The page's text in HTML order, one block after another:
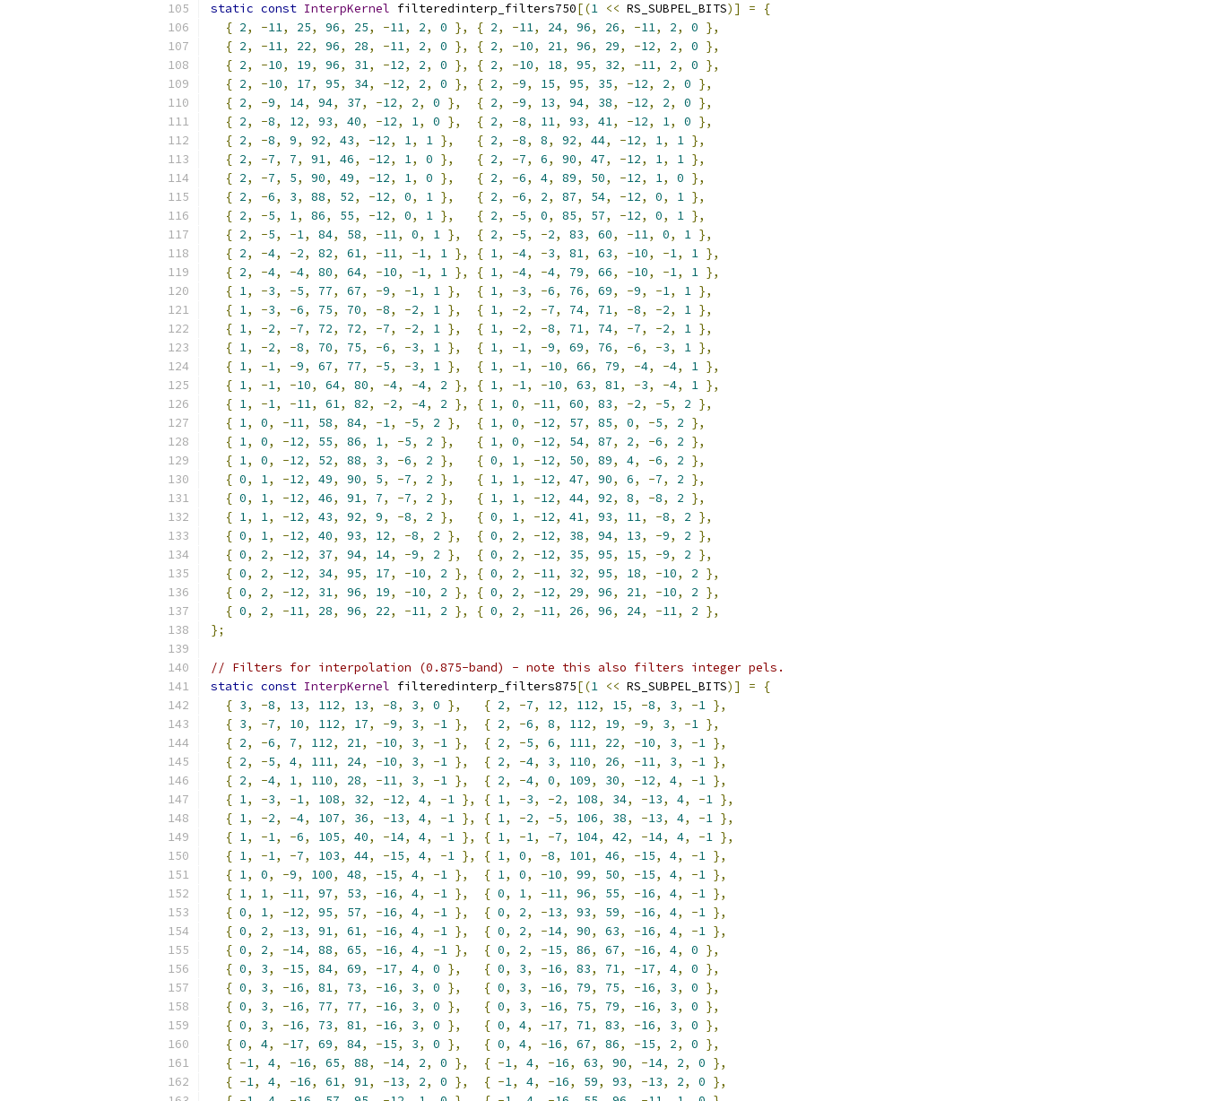
static const InterpKernel filteredinterp_filters750[(1 << RS_SUBPEL_BITS)] =
{
{ 2, -11, 25, 96, 25, -11, 2, 0 }, { 2, -11, 24, 96, 26, -11, 2, 0 },
{ 2, -11, 22, 96, 28, -11, 2, 0 }, { 2, -10, 21, 96, 29, -12, 2, 0 },
{ 2, -10, 19, 96, 31, -12, 2, 0 }, { 2, -10, 18, 95, 32, -11, 2, 0 },
{ 2, -10, 17, 95, 34, -12, 2, 0 }, { 2, -9, 15, 95, 35, -12, 2, 0 },
{ 2, -9, 14, 94, 37, -12, 2, 0 }, { 2, -9, 13, 94, 38, -12, 2, 0 },
{ 2, -8, 12, 93, 40, -12, 1, 0 }, { 2, -8, 11, 93, 41, -12, 1, 0 },
{ 2, -8, 9, 92, 43, -12, 1, 1 }, { 2, -8, 8, 92, 44, -12, 1, 1 },
{ 2, -7, 7, 91, 46, -12, 1, 0 }, { 2, -7, 6, 90, 47, -12, 1, 1 },
{ 2, -7, 5, 90, 49, -12, 1, 0 }, { 2, -6, 4, 89, 50, -12, 1, 0 },
{ 2, -6, 3, 88, 52, -12, 0, 1 }, { 2, -6, 2, 87, 54, -12, 0, 1 },
{ 2, -5, 1, 86, 55, -12, 0, 1 }, { 2, -5, 0, 85, 57, -12, 0, 1 },
{ 2, -5, -1, 84, 58, -11, 0, 1 }, { 2, -5, -2, 83, 60, -11, 0, 1 },
{ 2, -4, -2, 82, 61, -11, -1, 1 }, { 1, -4, -3, 81, 63, -10, -1, 1 },
{ 2, -4, -4, 80, 64, -10, -1, 1 }, { 1, -4, -4, 79, 66, -10, -1, 1 },
{ 1, -3, -5, 77, 67, -9, -1, 1 }, { 1, -3, -6, 76, 69, -9, -1, 1 },
{ 1, -3, -6, 75, 70, -8, -2, 1 }, { 1, -2, -7, 74, 71, -8, -2, 1 },
{ 1, -2, -7, 72, 72, -7, -2, 1 }, { 1, -2, -8, 71, 74, -7, -2, 1 },
{ 1, -2, -8, 70, 75, -6, -3, 1 }, { 1, -1, -9, 69, 76, -6, -3, 1 },
{ 1, -1, -9, 67, 77, -5, -3, 1 }, { 1, -1, -10, 66, 79, -4, -4, 1 },
{ 1, -1, -10, 64, 80, -4, -4, 2 }, { 1, -1, -10, 63, 81, -3, -4, 1 },
{ 1, -1, -11, 61, 82, -2, -4, 2 }, { 1, 0, -11, 60, 83, -2, -5, 2 },
{ 1, 0, -11, 58, 84, -1, -5, 2 }, { 1, 0, -12, 57, 85, 0, -5, 2 },
{ 1, 0, -12, 55, 86, 1, -5, 2 }, { 1, 0, -12, 54, 87, 2, -6, 2 },
{ 1, 0, -12, 52, 88, 3, -6, 2 }, { 0, 1, -12, 50, 89, 4, -6, 2 },
{ 0, 1, -12, 49, 90, 5, -7, 2 }, { 1, 1, -12, 47, 90, 6, -7, 2 },
{ 0, 1, -12, 46, 91, 7, -7, 2 }, { 1, 1, -12, 44, 92, 8, -8, 2 },
{ 1, 1, -12, 43, 92, 9, -8, 2 }, { 0, 1, -12, 41, 93, 11, -8, 2 },
{ 0, 1, -12, 40, 93, 12, -8, 2 }, { 0, 2, -12, 38, 94, 13, -9, 2 },
{ 0, 2, -12, 37, 94, 14, -9, 2 }, { 0, 2, -12, 35, 95, 15, -9, 2 },
{ 0, 2, -12, 34, 95, 17, -10, 2 }, { 0, 2, -11, 32, 95, 18, -10, 2 },
{ 0, 2, -12, 31, 96, 19, -10, 2 }, { 0, 2, -12, 29, 96, 21, -10, 2 },
{ 0, 2, -11, 28, 96, 22, -11, 2 }, { 0, 2, -11, 26, 96, 24, -11, 2 },
};
// Filters for interpolation (0.875-band) - note this also filters integer pels.
static const InterpKernel filteredinterp_filters875[(1 << RS_SUBPEL_BITS)] =
{
{ 3, -8, 13, 112, 13, -8, 3, 0 }, { 2, -7, 12, 112, 15, -8, 3, -1 },
{ 3, -7, 10, 112, 17, -9, 3, -1 }, { 2, -6, 8, 112, 19, -9, 3, -1 },
{ 2, -6, 7, 112, 21, -10, 3, -1 }, { 2, -5, 6, 111, 22, -10, 3, -1 },
{ 2, -5, 4, 111, 24, -10, 3, -1 }, { 2, -4, 3, 110, 26, -11, 3, -1 },
{ 2, -4, 1, 110, 28, -11, 3, -1 }, { 2, -4, 0, 109, 30, -12, 4, -1 },
{ 1, -3, -1, 108, 32, -12, 4, -1 }, { 1, -3, -2, 108, 34, -13, 4, -1 },
{ 1, -2, -4, 107, 36, -13, 4, -1 }, { 1, -2, -5, 106, 38, -13, 4, -1 },
{ 1, -1, -6, 105, 40, -14, 4, -1 }, { 1, -1, -7, 104, 42, -14, 4, -1 },
{ 1, -1, -7, 103, 44, -15, 4, -1 }, { 1, 0, -8, 101, 46, -15, 4, -1 },
{ 1, 0, -9, 100, 48, -15, 4, -1 }, { 1, 0, -10, 99, 50, -15, 4, -1 },
{ 1, 1, -11, 97, 53, -16, 4, -1 }, { 0, 1, -11, 96, 55, -16, 4, -1 },
{ 0, 1, -12, 95, 57, -16, 4, -1 }, { 0, 2, -13, 93, 59, -16, 4, -1 },
{ 0, 2, -13, 91, 61, -16, 4, -1 }, { 0, 2, -14, 90, 63, -16, 4, -1 },
{ 0, 2, -14, 88, 65, -16, 4, -1 }, { 0, 2, -15, 86, 67, -16, 4, 0 },
{ 0, 3, -15, 84, 69, -17, 4, 0 }, { 0, 3, -16, 83, 71, -17, 4, 0 },
{ 0, 3, -16, 81, 73, -16, 3, 0 }, { 0, 3, -16, 79, 75, -16, 3, 0 },
{ 0, 3, -16, 77, 77, -16, 3, 0 }, { 0, 3, -16, 75, 79, -16, 3, 0 },
{ 0, 3, -16, 73, 81, -16, 3, 0 }, { 0, 4, -17, 71, 83, -16, 3, 0 },
{ 0, 4, -17, 69, 84, -15, 3, 0 }, { 0, 4, -16, 67, 86, -15, 2, 0 },
{ -1, 4, -16, 65, 88, -14, 2, 0 }, { -1, 4, -16, 63, 90, -14, 2, 0 },
{ -1, 4, -16, 61, 91, -13, 2, 0 }, { -1, 4, -16, 59, 93, -13, 2, 0 },